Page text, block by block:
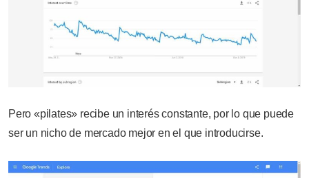
Pero «pilates» recibe un interés constante, por lo que puede
ser un nicho de mercado mejor en el que introducirse.